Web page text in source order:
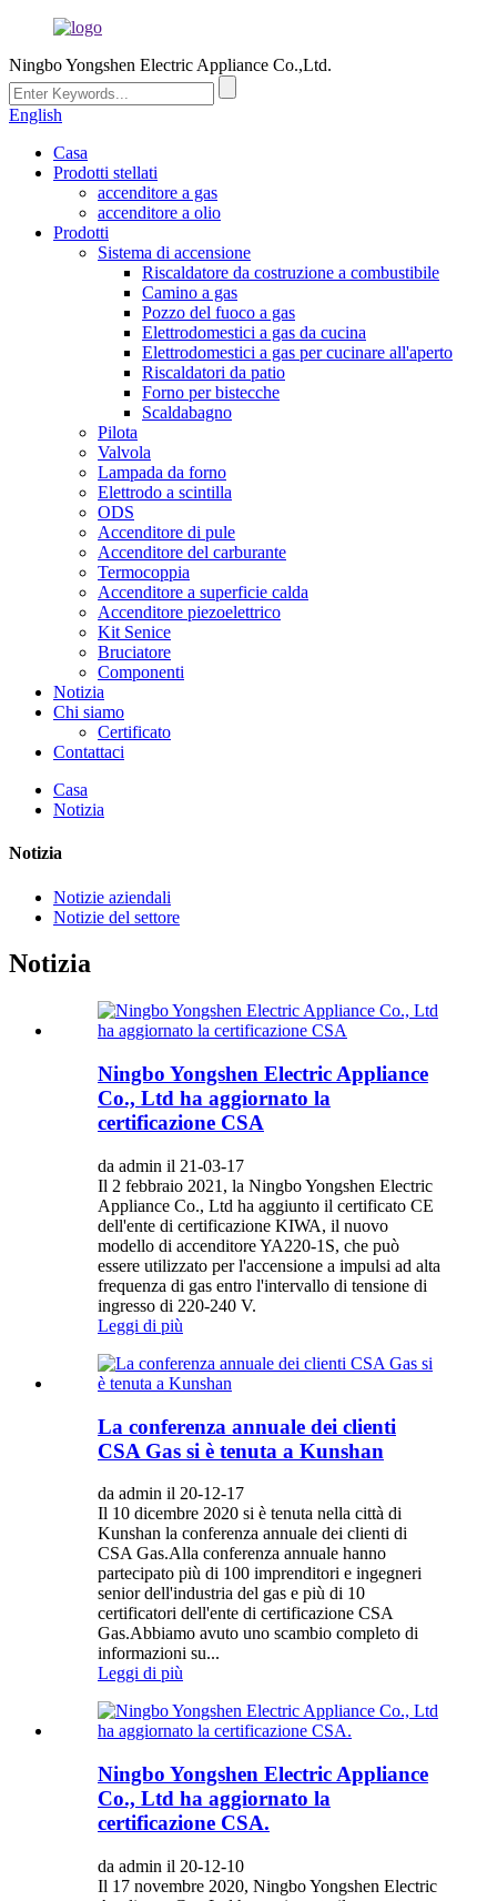
Ningbo Yongshen Electric Appliance Co.,Ltd.
English
Casa
Prodotti stellati
accenditore a gas
accenditore a olio
Prodotti
Sistema di accensione
Riscaldatore da costruzione a combustibile
Camino a gas
Pozzo del fuoco a gas
Elettrodomestici a gas da cucina
Elettrodomestici a gas per cucinare all'aperto
Riscaldatori da patio
Forno per bistecche
Scaldabagno
Pilota
Valvola
Lampada da forno
Elettrodo a scintilla
ODS
Accenditore di pule
Accenditore del carburante
Termocoppia
Accenditore a superficie calda
Accenditore piezoelettrico
Kit Senice
Bruciatore
Componenti
Notizia
Chi siamo
Certificato
Contattaci
Casa
Notizia
Notizia
Notizie aziendali
Notizie del settore
Notizia
Ningbo Yongshen Electric Appliance
Co., Ltd ha aggiornato la
certificazione CSA
da admin il 21-03-17
Il 2 febbraio 2021, la Ningbo Yongshen Electric
Appliance Co., Ltd ha aggiunto il certificato CE
dell'ente di certificazione KIWA, il nuovo
modello di accenditore YA220-1S, che può
essere utilizzato per l'accensione a impulsi ad alta
frequenza di gas entro l'intervallo di tensione di
ingresso di 220-240 V.
Leggi di più
La conferenza annuale dei clienti
CSA Gas si è tenuta a Kunshan
da admin il 20-12-17
Il 10 dicembre 2020 si è tenuta nella città di
Kunshan la conferenza annuale dei clienti di
CSA Gas.Alla conferenza annuale hanno
partecipato più di 100 imprenditori e ingegneri
senior dell'industria del gas e più di 10
certificatori dell'ente di certificazione CSA
Gas.Abbiamo avuto uno scambio completo di
informazioni su...
Leggi di più
Ningbo Yongshen Electric Appliance
Co., Ltd ha aggiornato la
certificazione CSA.
da admin il 20-12-10
Il 17 novembre 2020, Ningbo Yongshen Electric